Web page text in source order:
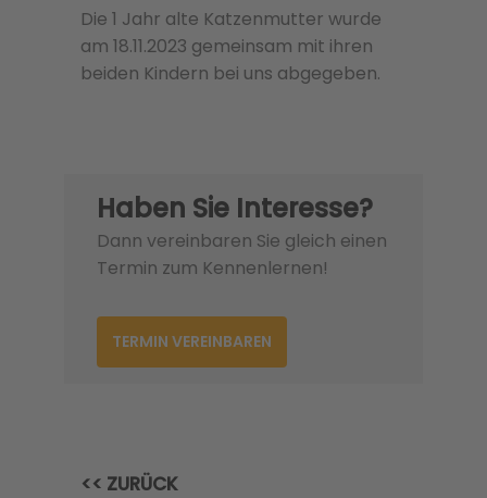
Die 1 Jahr alte Katzenmutter wurde
am 18.11.2023 gemeinsam mit ihren
beiden Kindern bei uns abgegeben.
Haben Sie Interesse?
Dann vereinbaren Sie gleich einen
Termin zum Kennenlernen!
TERMIN VEREINBAREN
<< ZURÜCK